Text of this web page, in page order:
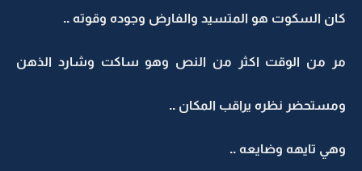
كان السكوت هو المتسيد والفارض وجوده وقوته ..
مر من الوقت اكثر من النص وهو ساكت وشارد الذهن
ومستحضر نظره يراقب المكان ..
وهي تايهه وضايعه ..